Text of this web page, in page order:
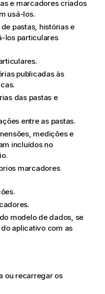
e marcadores criados
usá-los.
pastas, histórias e
los particulares
publicadas às
das pastas e
entre as pastas.
medições e
incluídos no
marcadores
modelo de dados, se
aplicativo com as
ou recarregar os